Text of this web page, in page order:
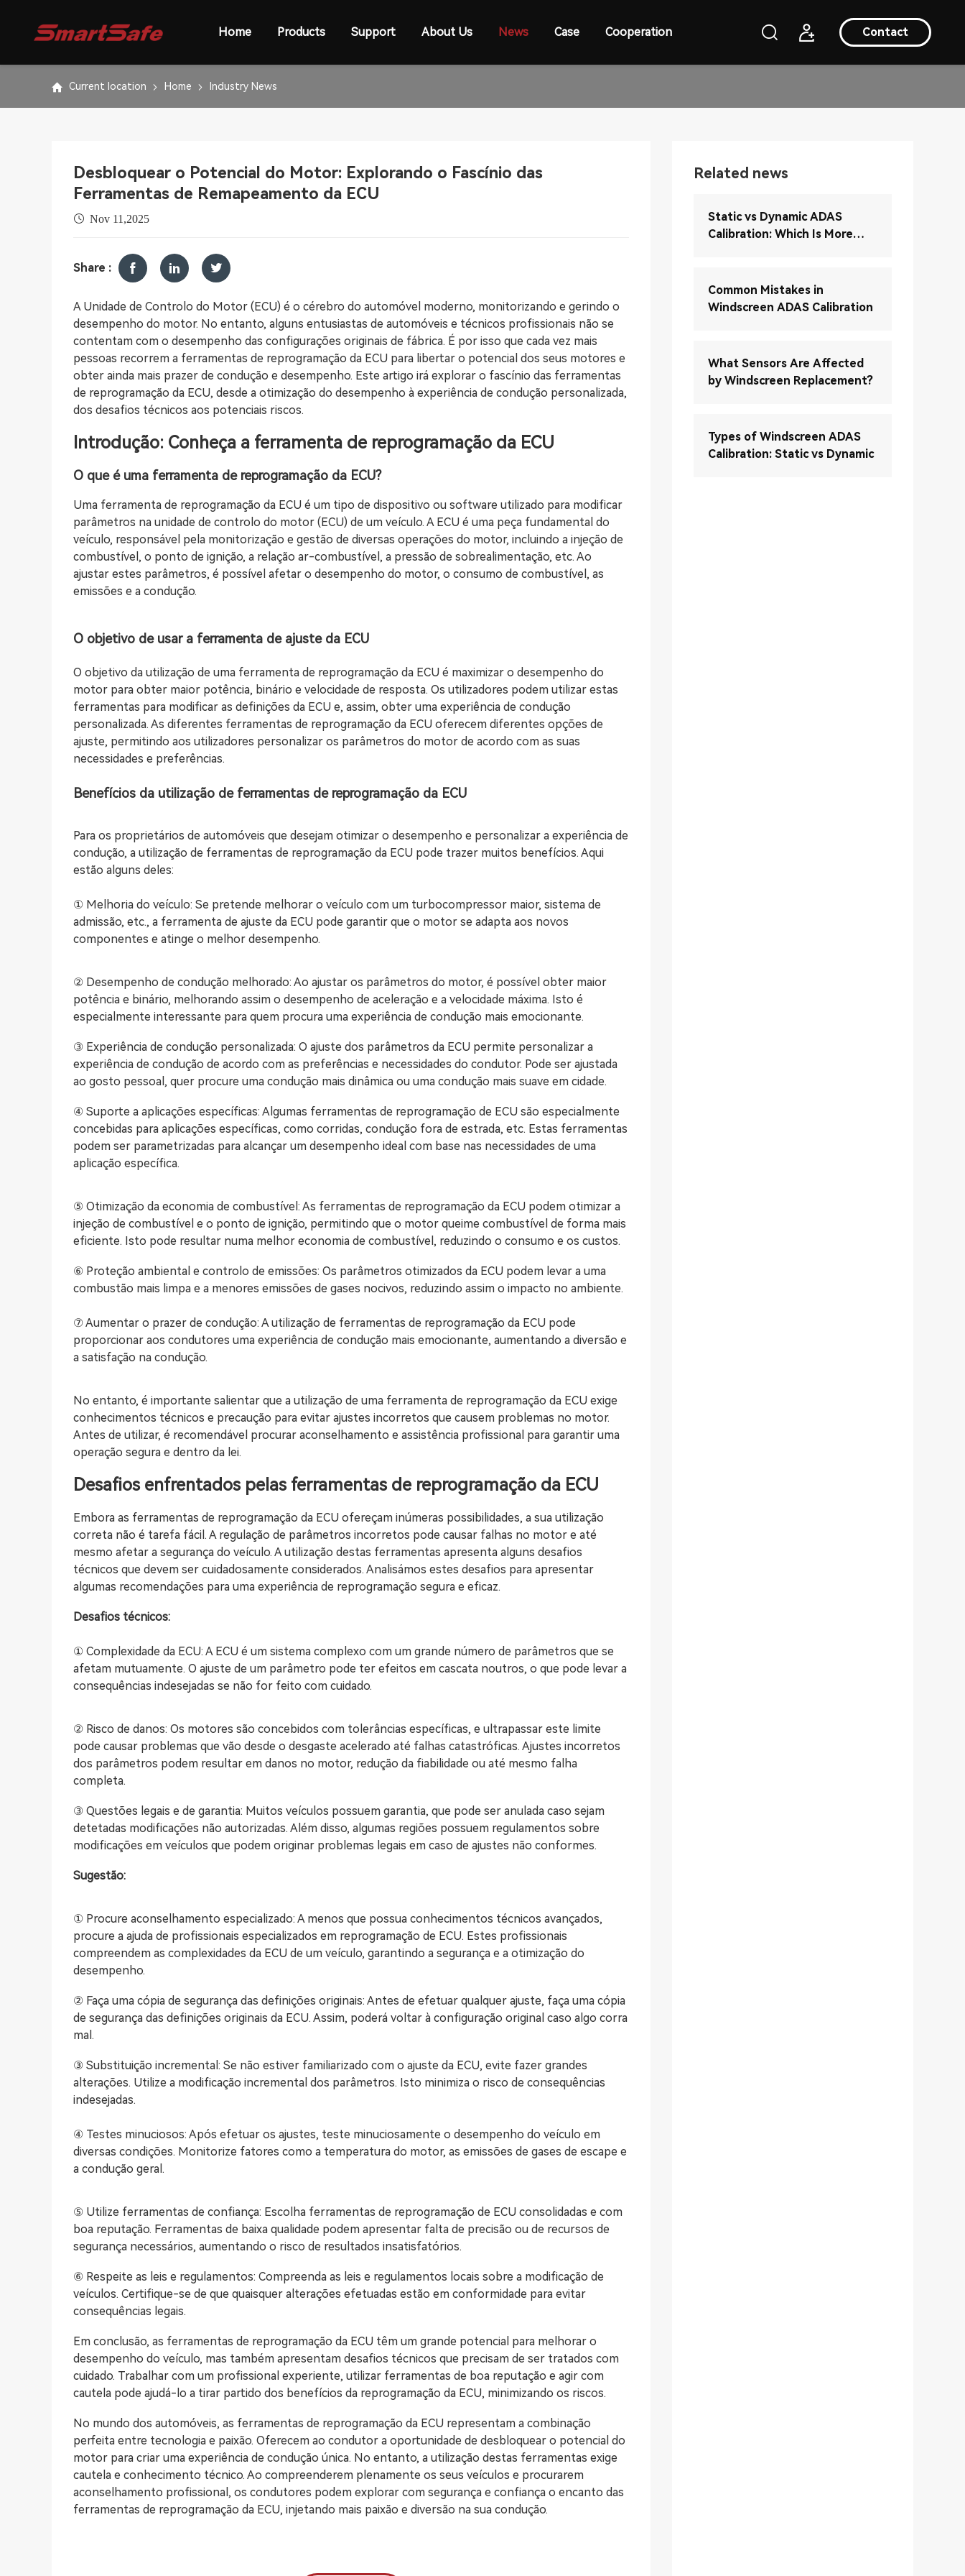
Contact
Home Products Support About Us News Case Cooperation
Current location Home Industry News
Desbloquear o Potencial do Motor: Explorando o Fascínio das
Ferramentas de Remapeamento da ECU
Nov 11,2025
Share :
A Unidade de Controlo do Motor (ECU) é o cérebro do automóvel moderno, monitorizando e gerindo o
desempenho do motor. No entanto, alguns entusiastas de automóveis e técnicos profissionais não se
contentam com o desempenho das configurações originais de fábrica. É por isso que cada vez mais
pessoas recorrem a ferramentas de reprogramação da ECU para libertar o potencial dos seus motores e
obter ainda mais prazer de condução e desempenho. Este artigo irá explorar o fascínio das ferramentas
de reprogramação da ECU, desde a otimização do desempenho à experiência de condução personalizada,
dos desafios técnicos aos potenciais riscos.
Introdução: Conheça a ferramenta de reprogramação da ECU
O que é uma ferramenta de reprogramação da ECU?
Uma ferramenta de reprogramação da ECU é um tipo de dispositivo ou software utilizado para modificar
parâmetros na unidade de controlo do motor (ECU) de um veículo. A ECU é uma peça fundamental do
veículo, responsável pela monitorização e gestão de diversas operações do motor, incluindo a injeção de
combustível, o ponto de ignição, a relação ar-combustível, a pressão de sobrealimentação, etc. Ao
ajustar estes parâmetros, é possível afetar o desempenho do motor, o consumo de combustível, as
emissões e a condução.
O objetivo de usar a ferramenta de ajuste da ECU
O objetivo da utilização de uma ferramenta de reprogramação da ECU é maximizar o desempenho do
motor para obter maior potência, binário e velocidade de resposta. Os utilizadores podem utilizar estas
ferramentas para modificar as definições da ECU e, assim, obter uma experiência de condução
personalizada. As diferentes ferramentas de reprogramação da ECU oferecem diferentes opções de
ajuste, permitindo aos utilizadores personalizar os parâmetros do motor de acordo com as suas
necessidades e preferências.
Benefícios da utilização de ferramentas de reprogramação da ECU
Para os proprietários de automóveis que desejam otimizar o desempenho e personalizar a experiência de
condução, a utilização de ferramentas de reprogramação da ECU pode trazer muitos benefícios. Aqui
estão alguns deles:
① Melhoria do veículo: Se pretende melhorar o veículo com um turbocompressor maior, sistema de
admissão, etc., a ferramenta de ajuste da ECU pode garantir que o motor se adapta aos novos
componentes e atinge o melhor desempenho.
② Desempenho de condução melhorado: Ao ajustar os parâmetros do motor, é possível obter maior
potência e binário, melhorando assim o desempenho de aceleração e a velocidade máxima. Isto é
especialmente interessante para quem procura uma experiência de condução mais emocionante.
③ Experiência de condução personalizada: O ajuste dos parâmetros da ECU permite personalizar a
experiência de condução de acordo com as preferências e necessidades do condutor. Pode ser ajustada
ao gosto pessoal, quer procure uma condução mais dinâmica ou uma condução mais suave em cidade.
④ Suporte a aplicações específicas: Algumas ferramentas de reprogramação de ECU são especialmente
concebidas para aplicações específicas, como corridas, condução fora de estrada, etc. Estas ferramentas
podem ser parametrizadas para alcançar um desempenho ideal com base nas necessidades de uma
aplicação específica.
⑤ Otimização da economia de combustível: As ferramentas de reprogramação da ECU podem otimizar a
injeção de combustível e o ponto de ignição, permitindo que o motor queime combustível de forma mais
eficiente. Isto pode resultar numa melhor economia de combustível, reduzindo o consumo e os custos.
⑥ Proteção ambiental e controlo de emissões: Os parâmetros otimizados da ECU podem levar a uma
combustão mais limpa e a menores emissões de gases nocivos, reduzindo assim o impacto no ambiente.
⑦ Aumentar o prazer de condução: A utilização de ferramentas de reprogramação da ECU pode
proporcionar aos condutores uma experiência de condução mais emocionante, aumentando a diversão e
a satisfação na condução.
No entanto, é importante salientar que a utilização de uma ferramenta de reprogramação da ECU exige
conhecimentos técnicos e precaução para evitar ajustes incorretos que causem problemas no motor.
Antes de utilizar, é recomendável procurar aconselhamento e assistência profissional para garantir uma
operação segura e dentro da lei.
Desafios enfrentados pelas ferramentas de reprogramação da ECU
Embora as ferramentas de reprogramação da ECU ofereçam inúmeras possibilidades, a sua utilização
correta não é tarefa fácil. A regulação de parâmetros incorretos pode causar falhas no motor e até
mesmo afetar a segurança do veículo. A utilização destas ferramentas apresenta alguns desafios
técnicos que devem ser cuidadosamente considerados. Analisámos estes desafios para apresentar
algumas recomendações para uma experiência de reprogramação segura e eficaz.
Desafios técnicos:
① Complexidade da ECU: A ECU é um sistema complexo com um grande número de parâmetros que se
afetam mutuamente. O ajuste de um parâmetro pode ter efeitos em cascata noutros, o que pode levar a
consequências indesejadas se não for feito com cuidado.
② Risco de danos: Os motores são concebidos com tolerâncias específicas, e ultrapassar este limite
pode causar problemas que vão desde o desgaste acelerado até falhas catastróficas. Ajustes incorretos
dos parâmetros podem resultar em danos no motor, redução da fiabilidade ou até mesmo falha
completa.
③ Questões legais e de garantia: Muitos veículos possuem garantia, que pode ser anulada caso sejam
detetadas modificações não autorizadas. Além disso, algumas regiões possuem regulamentos sobre
modificações em veículos que podem originar problemas legais em caso de ajustes não conformes.
Sugestão:
① Procure aconselhamento especializado: A menos que possua conhecimentos técnicos avançados,
procure a ajuda de profissionais especializados em reprogramação de ECU. Estes profissionais
compreendem as complexidades da ECU de um veículo, garantindo a segurança e a otimização do
desempenho.
② Faça uma cópia de segurança das definições originais: Antes de efetuar qualquer ajuste, faça uma cópia
de segurança das definições originais da ECU. Assim, poderá voltar à configuração original caso algo corra
mal.
③ Substituição incremental: Se não estiver familiarizado com o ajuste da ECU, evite fazer grandes
alterações. Utilize a modificação incremental dos parâmetros. Isto minimiza o risco de consequências
indesejadas.
④ Testes minuciosos: Após efetuar os ajustes, teste minuciosamente o desempenho do veículo em
diversas condições. Monitorize fatores como a temperatura do motor, as emissões de gases de escape e
a condução geral.
⑤ Utilize ferramentas de confiança: Escolha ferramentas de reprogramação de ECU consolidadas e com
boa reputação. Ferramentas de baixa qualidade podem apresentar falta de precisão ou de recursos de
segurança necessários, aumentando o risco de resultados insatisfatórios.
⑥ Respeite as leis e regulamentos: Compreenda as leis e regulamentos locais sobre a modificação de
veículos. Certifique-se de que quaisquer alterações efetuadas estão em conformidade para evitar
consequências legais.
Em conclusão, as ferramentas de reprogramação da ECU têm um grande potencial para melhorar o
desempenho do veículo, mas também apresentam desafios técnicos que precisam de ser tratados com
cuidado. Trabalhar com um profissional experiente, utilizar ferramentas de boa reputação e agir com
cautela pode ajudá-lo a tirar partido dos benefícios da reprogramação da ECU, minimizando os riscos.
No mundo dos automóveis, as ferramentas de reprogramação da ECU representam a combinação
perfeita entre tecnologia e paixão. Oferecem ao condutor a oportunidade de desbloquear o potencial do
motor para criar uma experiência de condução única. No entanto, a utilização destas ferramentas exige
cautela e conhecimento técnico. Ao compreenderem plenamente os seus veículos e procurarem
aconselhamento profissional, os condutores podem explorar com segurança e confiança o encanto das
ferramentas de reprogramação da ECU, injetando mais paixão e diversão na sua condução.
Related news
Static vs Dynamic ADAS
Calibration: Which Is More
Common Mistakes in
Windscreen ADAS Calibration
What Sensors Are Affected
by Windscreen Replacement?
Types of Windscreen ADAS
Calibration: Static vs Dynamic